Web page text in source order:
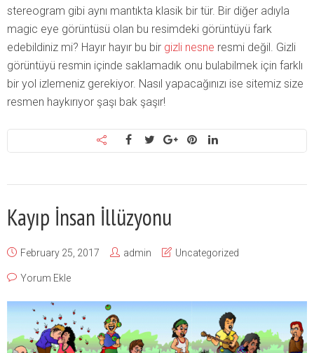
stereogram gibi aynı mantıkta klasik bir tür. Bir diğer adıyla
magic eye görüntüsü olan bu resimdeki görüntüyü fark
edebildiniz mi? Hayır hayır bu bir gizli nesne resmi değil. Gizli
görüntüyü resmin içinde saklamadık onu bulabilmek için farklı
bir yol izlemeniz gerekiyor. Nasıl yapacağınızı ise sitemiz size
resmen haykırıyor şaşı bak şaşır!
Kayıp İnsan İllüzyonu
February 25, 2017 admin Uncategorized
Yorum Ekle